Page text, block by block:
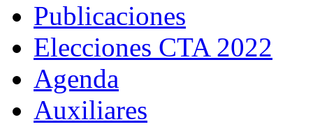
Publicaciones
Elecciones CTA 2022
Agenda
Auxiliares